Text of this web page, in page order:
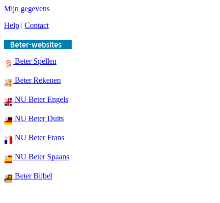
Mijn gegevens
Help | Contact
Beter Spellen
Beter Rekenen
NU Beter Engels
NU Beter Duits
NU Beter Frans
NU Beter Spaans
Beter Bijbel